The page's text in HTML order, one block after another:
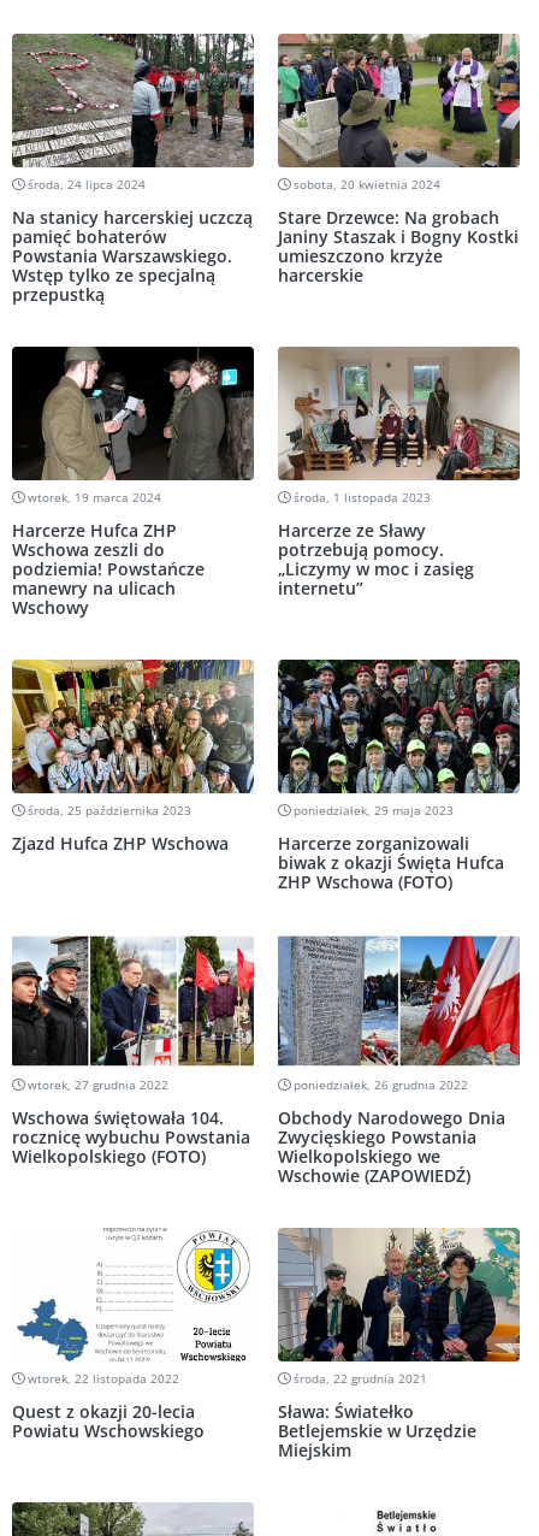
środa, 24 lipca 2024
Na stanicy harcerskiej uczczą
pamięć bohaterów
Powstania Warszawskiego.
Wstęp tylko ze specjalną
przepustką
sobota, 20 kwietnia 2024
Stare Drzewce: Na grobach
Janiny Staszak i Bogny Kostki
umieszczono krzyże
harcerskie
wtorek, 19 marca 2024
Harcerze Hufca ZHP
Wschowa zeszli do
podziemia! Powstańcze
manewry na ulicach
Wschowy
środa, 1 listopada 2023
Harcerze ze Sławy
potrzebują pomocy.
„Liczymy w moc i zasięg
internetu”
środa, 25 października 2023
Zjazd Hufca ZHP Wschowa
poniedziałek, 29 maja 2023
Harcerze zorganizowali
biwak z okazji Święta Hufca
ZHP Wschowa (FOTO)
wtorek, 27 grudnia 2022
Wschowa świętowała 104.
rocznicę wybuchu Powstania
Wielkopolskiego (FOTO)
poniedziałek, 26 grudnia 2022
Obchody Narodowego Dnia
Zwycięskiego Powstania
Wielkopolskiego we
Wschowie (ZAPOWIEDŹ)
wtorek, 22 listopada 2022
Quest z okazji 20-lecia
Powiatu Wschowskiego
środa, 22 grudnia 2021
Sława: Światełko
Betlejemskie w Urzędzie
Miejskim